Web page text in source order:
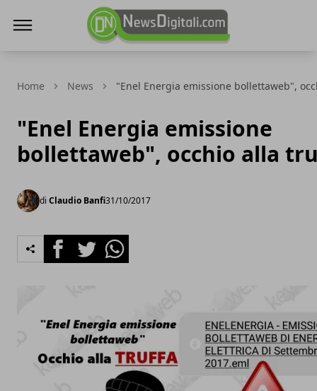
Home News "Enel Energia emissione bollettaweb",
"Enel Energia emissione
bollettaweb", occhio alla
di Claudio Banfi31/10/2017
FacebookTwitterWhatsapp